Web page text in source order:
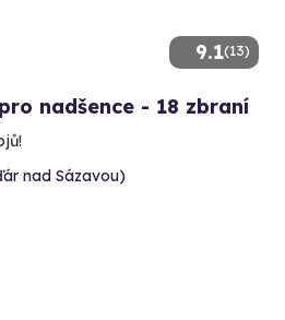
9.1(13)
nadšence - 18 zbraní
nad Sázavou)